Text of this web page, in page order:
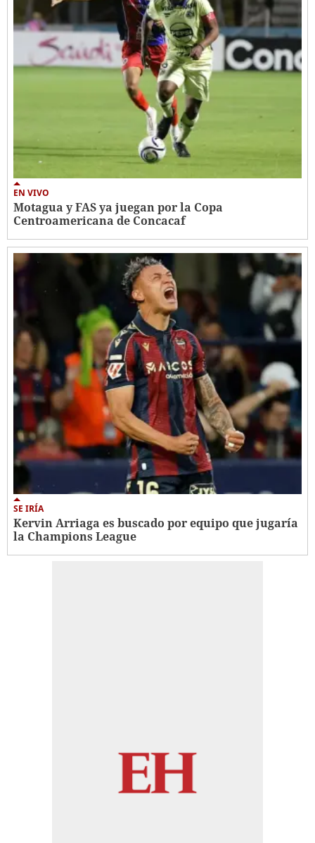
EN VIVO
Motagua y FAS ya juegan por la Copa
Centroamericana de Concacaf
SE IRÍA
Kervin Arriaga es buscado por equipo que jugaría
la Champions League